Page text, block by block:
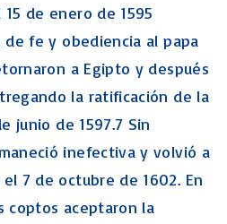
de enero de 1595
fe y obediencia al papa
a Egipto y después
la ratificación de la
junio de 1597.7 Sin
inefectiva y volvió a
7 de octubre de 1602. En
coptos aceptaron la